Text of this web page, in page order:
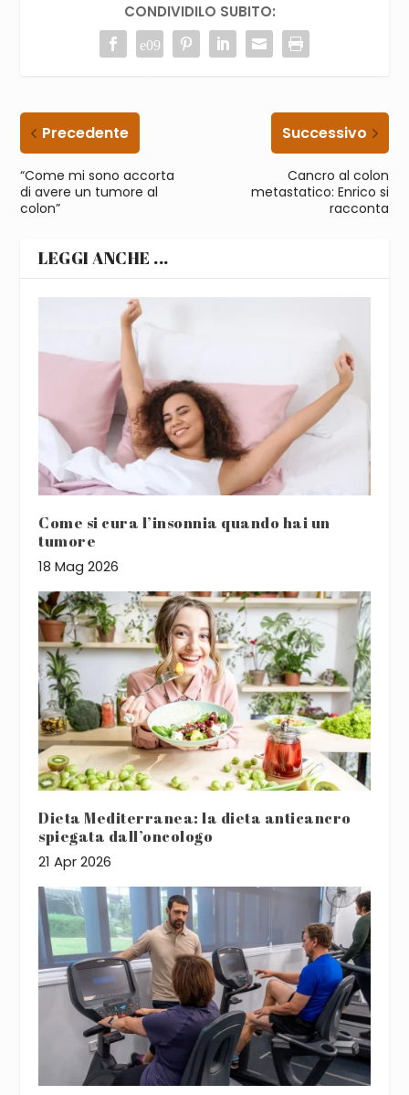
CONDIVIDILO SUBITO:
Precedente
“Come mi sono accorta
di avere un tumore al
colon”
Successivo
Cancro al colon
metastatico: Enrico si
racconta
LEGGI ANCHE ...
Come si cura l’insonnia quando hai un
tumore
18 Mag 2026
Dieta Mediterranea: la dieta anticancro
spiegata dall’oncologo
21 Apr 2026